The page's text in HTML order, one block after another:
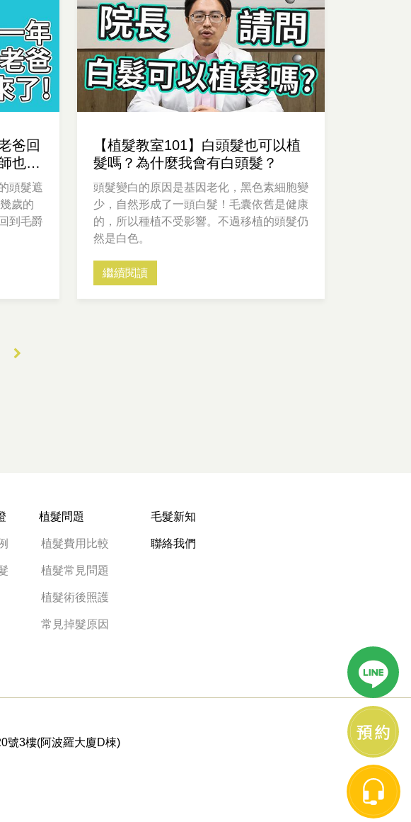
爸回
也招
頭髮遮
歲的
到毛爵
【植髮教室101】白頭髮也可以植
髮嗎？為什麼我會有白頭髮？
頭髮變白的原因是基因老化，黑色素細胞變
少，自然形成了一頭白髮！毛囊依舊是健康
的，所以種植不受影響。不過移植的頭髮仍
然是白色。
繼續閱讀
植髮問題
植髮費用比較
植髮常見問題
植髮術後照護
常見掉髮原因
毛髮新知
聯絡我們
號3樓(阿波羅大廈D棟)